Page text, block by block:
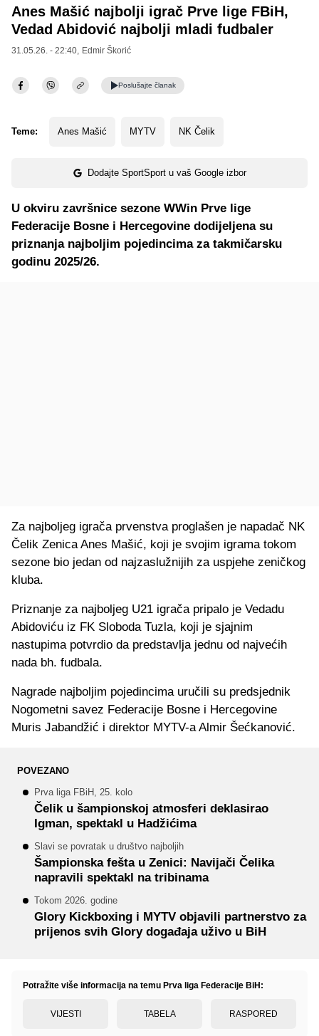
Anes Mašić najbolji igrač Prve lige FBiH,
Vedad Abidović najbolji mladi fudbaler
31.05.26. - 22:40, Edmir Škorić
Poslušajte članak
Teme: Anes Mašić MYTV NK Čelik
Dodajte SportSport u vaš Google izbor
U okviru završnice sezone WWin Prve lige
Federacije Bosne i Hercegovine dodijeljena su
priznanja najboljim pojedincima za takmičarsku
godinu 2025/26.
Za najboljeg igrača prvenstva proglašen je napadač NK
Čelik Zenica Anes Mašić, koji je svojim igrama tokom
sezone bio jedan od najzaslužnijih za uspjehe zeničkog
kluba.
Priznanje za najboljeg U21 igrača pripalo je Vedadu
Abidoviću iz FK Sloboda Tuzla, koji je sjajnim
nastupima potvrdio da predstavlja jednu od najvećih
nada bh. fudbala.
Nagrade najboljim pojedincima uručili su predsjednik
Nogometni savez Federacije Bosne i Hercegovine
Muris Jabandžić i direktor MYTV-a Almir Šećkanović.
POVEZANO
Prva liga FBiH, 25. kolo
Čelik u šampionskoj atmosferi deklasirao
Igman, spektakl u Hadžićima
Slavi se povratak u društvo najboljih
Šampionska fešta u Zenici: Navijači Čelika
napravili spektakl na tribinama
Tokom 2026. godine
Glory Kickboxing i MYTV objavili partnerstvo za
prijenos svih Glory događaja uživo u BiH
Potražite više informacija na temu Prva liga Federacije BiH:
VIJESTI TABELA RASPORED